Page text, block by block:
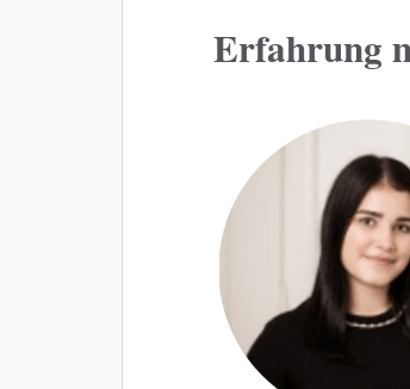
Erfahrung